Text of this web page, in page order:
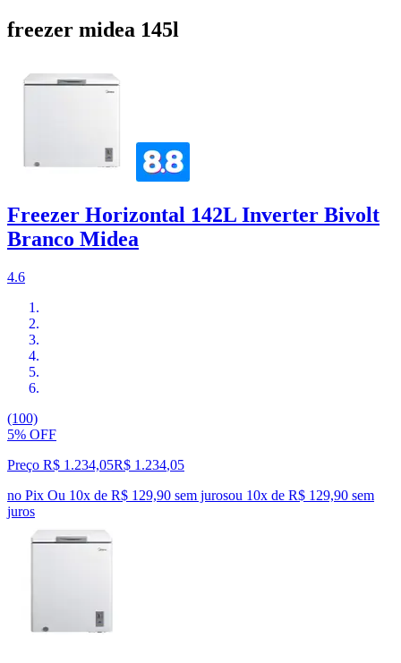
freezer midea 145l
Freezer Horizontal 142L Inverter Bivolt
Branco Midea
4.6
(100)
5% OFF
Preço R$ 1.234,05R$ 1.234,05
no Pix Ou 10x de R$ 129,90 sem jurosou 10x de R$ 129,90 sem
juros